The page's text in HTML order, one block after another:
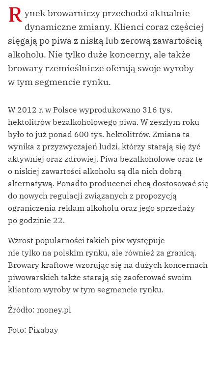
R ynek browarniczy przechodzi aktualnie
dynamiczne zmiany. Klienci coraz częściej
sięgają po piwa z niską lub zerową zawartością
alkoholu. Nie tylko duże koncerny, ale także
browary rzemieślnicze oferują swoje wyroby
w tym segmencie rynku.
W 2012 r. w Polsce wyprodukowano 316 tys.
hektolitrów bezalkoholowego piwa. W zeszłym roku
było to już ponad 600 tys. hektolitrów. Zmiana ta
wynika z przyzwyczajeń ludzi, którzy starają się żyć
aktywniej oraz zdrowiej. Piwa bezalkoholowe oraz te
o niskiej zawartości alkoholu są dla nich dobrą
alternatywą. Ponadto producenci chcą dostosować się
do nowych regulacji związanych z propozycją
ograniczenia reklam alkoholu oraz jego sprzedaży
po godzinie 22.
Wzrost popularności takich piw występuje
nie tylko na polskim rynku, ale również za granicą.
Browary kraftowe wzorując się na dużych koncernach
piwowarskich także starają się zaoferować swoim
klientom wyroby w tym segmencie rynku.
Źródło: money.pl
Foto: Pixabay